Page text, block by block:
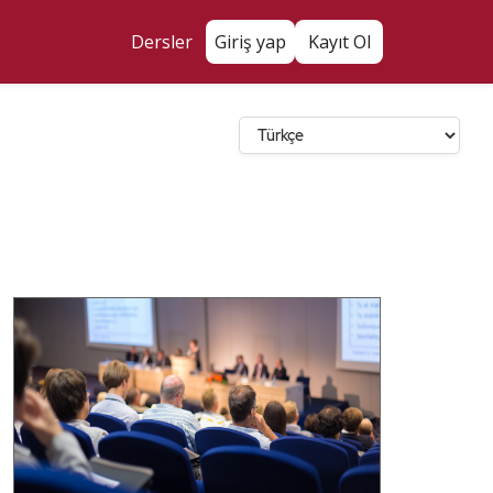
Dersler Giriş yap Kayıt Ol
Dil Seçin